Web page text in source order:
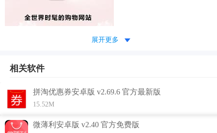
展开更多
相关软件
拼淘优惠券安卓版 v2.69.6 官方最新版
15.52M
微薄利安卓版 v2.40 官方免费版